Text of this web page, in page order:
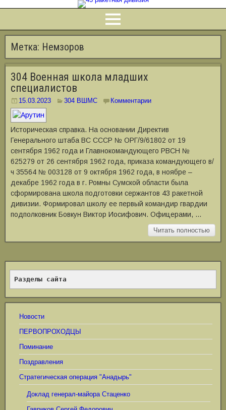
Метка: Немзоров
304 Военная школа младших
специалистов
15.03.2023 304 ВШМС Комментарии
Историческая справка. На основании Директив
Генерального штаба ВС СССР № ОРГ/9/61802 от 19
сентября 1962 года и Главнокомандующего РВСН №
625279 от 26 сентября 1962 года, приказа командующего в/
ч 35564 № 003128 от 9 октября 1962 года, в ноябре –
декабре 1962 года в г. Ромны Сумской области была
сформирована школа подготовки сержантов 43 ракетной
дивизии. Формировал школу ее первый командир гвардии
подполковник Бовкун Виктор Иосифович. Офицерами, …
Читать полностью
Разделы сайта
Новости
ПЕРВОПРОХОДЦЫ
Поминание
Поздравления
Стратегическая операция "Анадырь"
Доклад генерал-майора Стаценко